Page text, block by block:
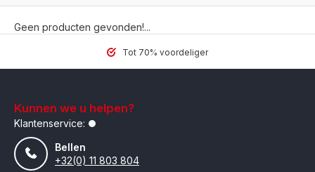
Geen producten gevonden!...
Tot 70% voordeliger
Kunnen we u helpen?
Klantenservice:
Bellen
+32(0) 11 803 804